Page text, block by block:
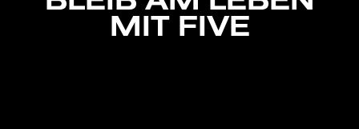
MIT FIVE